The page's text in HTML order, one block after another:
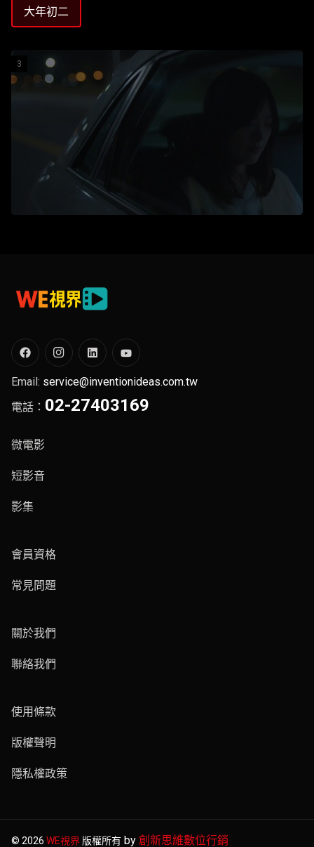
大年初二
3
Email: service@inventionideas.com.tw
電話： 02-27403169
微電影
短影音
影集
會員資格
常見問題
關於我們
聯絡我們
使用條款
版權聲明
隱私權政策
© 2026 WE視界 版權所有 by 創新思維數位行銷